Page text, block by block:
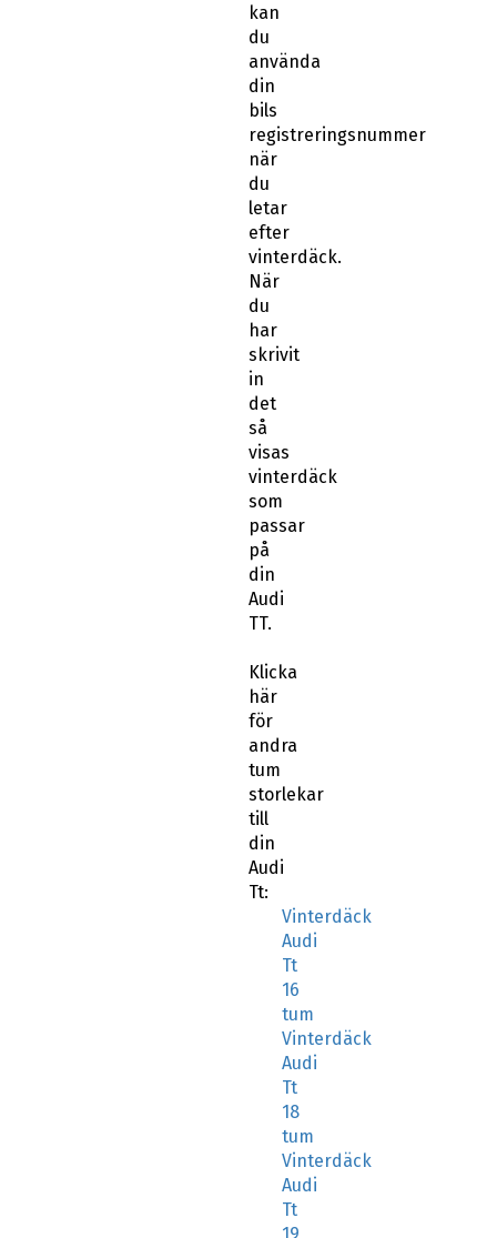
kan
du
använda
din
bils
registreringsnummer
när
du
letar
efter
vinterdäck.
När
du
har
skrivit
in
det
så
visas
vinterdäck
som
passar
på
din
Audi
TT.
Klicka
här
för
andra
tum
storlekar
till
din
Audi
Tt:
Vinterdäck
Audi
Tt
16
tum
Vinterdäck
Audi
Tt
18
tum
Vinterdäck
Audi
Tt
19